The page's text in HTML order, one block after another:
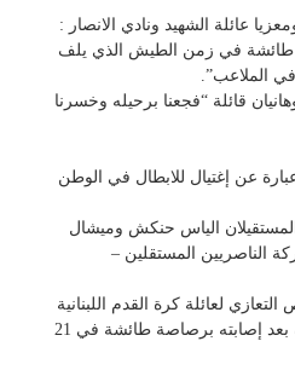
عائلة الشهيد ونادي الانصار :
طائشة في زمن الطيش الذي يلف
في الملاعب”.
قائلة “فجعنا برحيله وخسرنا
عن إغتيال للابطال في الوطن
الياس حنكش وميشال
المستقلين –
لعائلة كرة القدم اللبنانية
برحيل لاعب نادي الأنصار ومنتخب لبنان محمد عطوي الذي توفي الجمعة بعد إصابته برصاصة طائشة في 21